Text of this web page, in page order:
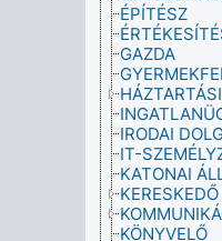
ÉPÍTÉSZ
GAZDA
IRODAI
IT-
KATONAI
KERESKEDŐ
KÖNYVELŐ